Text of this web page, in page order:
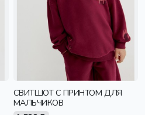
СВИТШОТ С ПРИНТОМ ДЛЯ
МАЛЬЧИКОВ